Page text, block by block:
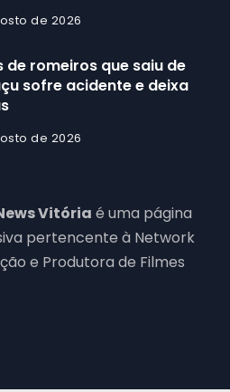
de 2026
de romeiros que saiu de
sofre acidente e deixa
de 2026
Vitória é uma página
pertencente à Network
e Produtora de Filmes